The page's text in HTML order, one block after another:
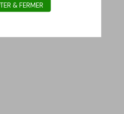
& FERMER